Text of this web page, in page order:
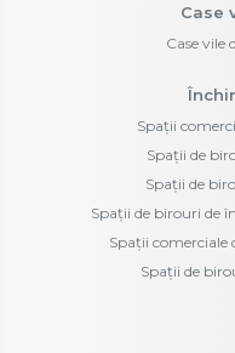
Case
Case vile
Spații
Spații de
Spații de
Spații de birouri de
Spații
Spații de